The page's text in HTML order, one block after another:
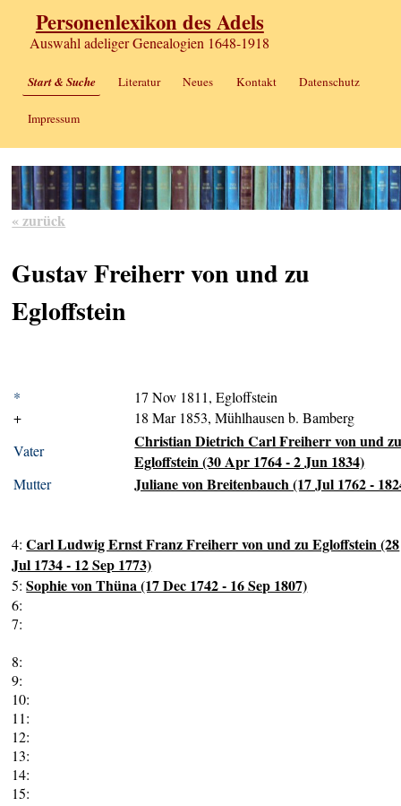
Personenlexikon des Adels
Auswahl adeliger Genealogien 1648-1918
Start & Suche Literatur Neues Kontakt Datenschutz
Impressum
« zurück
Gustav Freiherr von und zu
Egloffstein
*
17 Nov 1811, Egloffstein
+
18 Mar 1853, Mühlhausen b. Bamberg
Vater
Christian Dietrich Carl Freiherr von und
Egloffstein (30 Apr 1764 - 2 Jun 1834)
Mutter Juliane von Breitenbauch (17 Jul 1762 -
4:Carl Ludwig Ernst Franz Freiherr von und zu Egloffstein (28
Jul 1734 - 12 Sep 1773)
5:Sophie von Thüna (17 Dec 1742 - 16 Sep 1807)
6:
7:
8:
9:
10:
11:
12:
13:
14:
15: